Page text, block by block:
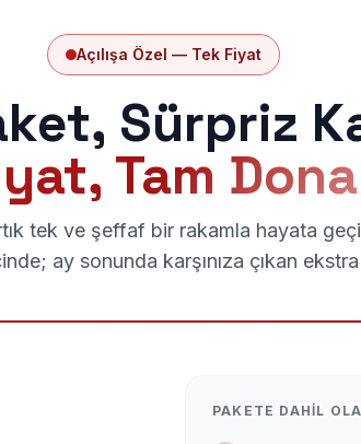
Açılışa Özel — Tek Fiyat
Sürpriz
Tam
tek ve şeffaf bir rakamla hayata
ay sonunda karşınıza çıkan
PAKETE DAHIL